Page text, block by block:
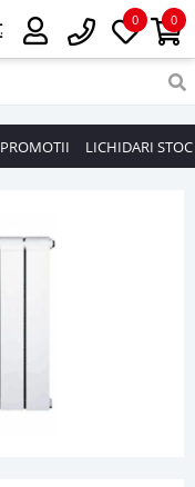
0
0
PROMOTII LICHIDARI STOC